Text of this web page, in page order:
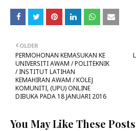
OLDER
PERMOHONAN KEMASUKAN KE
UNIVERSITI AWAM / POLITEKNIK
/ INSTITUT LATIHAN
KEMAHIRAN AWAM / KOLEJ
KOMUNITI, (UPU) ONLINE
DIBUKA PADA 18 JANUARI 2016
You May Like These Posts